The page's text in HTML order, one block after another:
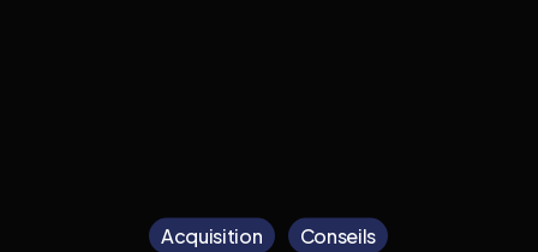
Acquisition Conseils